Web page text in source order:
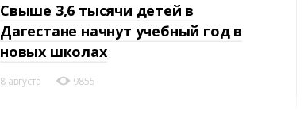
Свыше 3,6 тысячи детей в
Дагестане начнут учебный год в
новых школах
8 августа 9855